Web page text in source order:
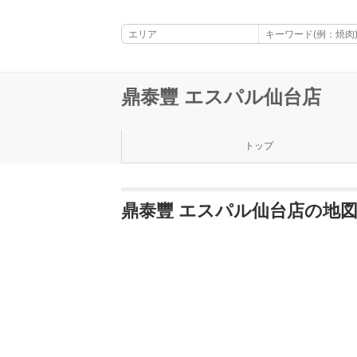
鼎泰豐 エスパル仙台店
トップ
鼎泰豐 エスパル仙台店の地図